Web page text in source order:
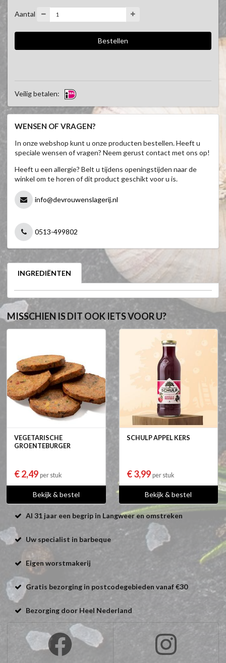
Aantal
Veilig betalen:
WENSEN OF VRAGEN?
In onze webshop kunt u onze producten bestellen. Heeft u
speciale wensen of vragen? Neem gerust contact met ons op!
Heeft u een allergie? Belt u tijdens openingstijden naar de
winkel om te horen of dit product geschikt voor u is.
info@devrouwenslagerij.nl
0513-499802
INGREDIËNTEN
MISSCHIEN IS DIT OOK IETS VOOR U?
VEGETARISCHE
GROENTEBURGER
€ 2,49 per stuk
Bekijk & bestel
SCHULP APPEL KERS
€ 3,99 per stuk
Bekijk & bestel
Al 31 jaar een begrip in Langweer en omstreken
Uw specialist in barbeque
Eigen worstmakerij
Gratis bezorging in postcodegebieden vanaf €30
Bezorging door Heel Nederland